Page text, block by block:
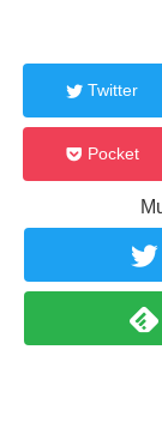
Twitter
Pocket